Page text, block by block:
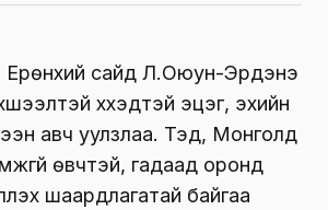
Ерөнхий сайд Л.Оюун-Эрдэнэ
хүүхэдтэй эцэг, эхийн
авч уулзлаа. Тэд, Монголд
өвчтэй, гадаад оронд
шаардлагатай байгаа